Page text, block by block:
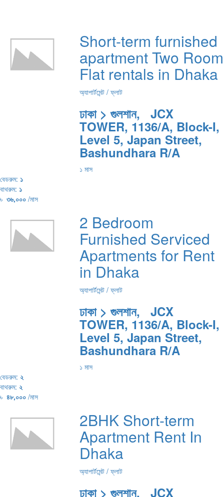
Short-term furnished
apartment Two Room
Flat rentals in Dhaka
অ্যাপার্টমেন্ট / ফ্লাট
ঢাকা > গুলশান, JCX
TOWER, 1136/A, Block-I,
Level 5, Japan Street,
Bashundhara R/A
১ মাস
বেডরুম: ১
বাথরুম: ১
৳ ৩৬,০০০ /মাস
2 Bedroom
Furnished Serviced
Apartments for Rent
in Dhaka
অ্যাপার্টমেন্ট / ফ্লাট
ঢাকা > গুলশান, JCX
TOWER, 1136/A, Block-I,
Level 5, Japan Street,
Bashundhara R/A
১ মাস
বেডরুম: ২
বাথরুম: ২
৳ ৪৮,০০০ /মাস
2BHK Short-term
Apartment Rent In
Dhaka
অ্যাপার্টমেন্ট / ফ্লাট
ঢাকা > গুলশান, JCX